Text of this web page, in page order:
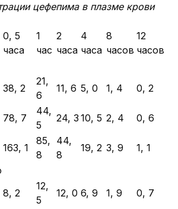
цефепима в плазме крови
0, 5
часа
1
час
2
часа
4
часа
8
часов
12
часов
38, 2
21,
6
11, 6 5, 0 1, 4 0, 2
78, 7
44,
5
24, 3 10, 5 2, 4 0, 6
163, 1
85,
8
44,
8
19, 2 3, 9
1, 1
8, 2
12,
5
12, 0 6, 9 1, 9 0, 7